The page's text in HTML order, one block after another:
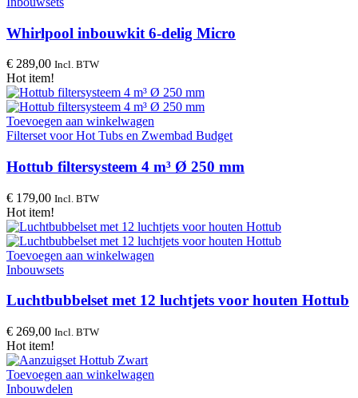
Whirlpool inbouwkit 6-delig Micro
€ 289,00 Incl. BTW
Hot item!
Toevoegen aan winkelwagen
Filterset voor Hot Tubs en Zwembad Budget
Hottub filtersysteem 4 m³ Ø 250 mm
€ 179,00 Incl. BTW
Hot item!
Toevoegen aan winkelwagen
Inbouwsets
Luchtbubbelset met 12 luchtjets voor houten Hottub
€ 269,00 Incl. BTW
Hot item!
Toevoegen aan winkelwagen
Inbouwdelen